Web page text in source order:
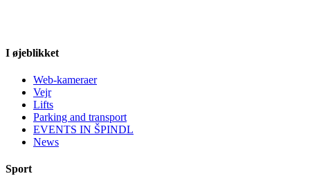
I øjeblikket
Web-kameraer
Vejr
Lifts
Parking and transport
EVENTS IN ŠPINDL
News
Sport